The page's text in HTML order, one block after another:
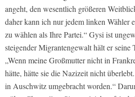
angeht, den wesentlich größeren
daher kann ich nur jedem linken Wähler
zu wählen als Ihre Partei.“ Gysi ist
steigender Migrantengewalt hält er seine
„Wenn meine Großmutter nicht in
hätte, hätte sie die Nazizeit nicht
in Auschwitz umgebracht worden.“